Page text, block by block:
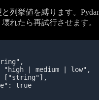
列挙値を縛ります。
れたら再試行させます。
"high | medium | low",
["string"],
true